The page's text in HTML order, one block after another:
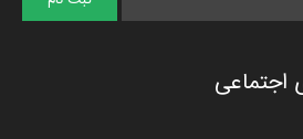
اجتماعی